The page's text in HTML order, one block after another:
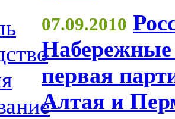
07.09.2010
первая
Алтая и